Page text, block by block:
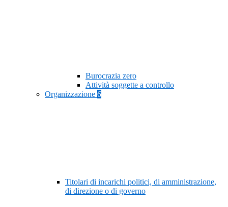
Burocrazia zero
Attività soggette a controllo
Organizzazione 6
Titolari di incarichi politici, di amministrazione,
di direzione o di governo